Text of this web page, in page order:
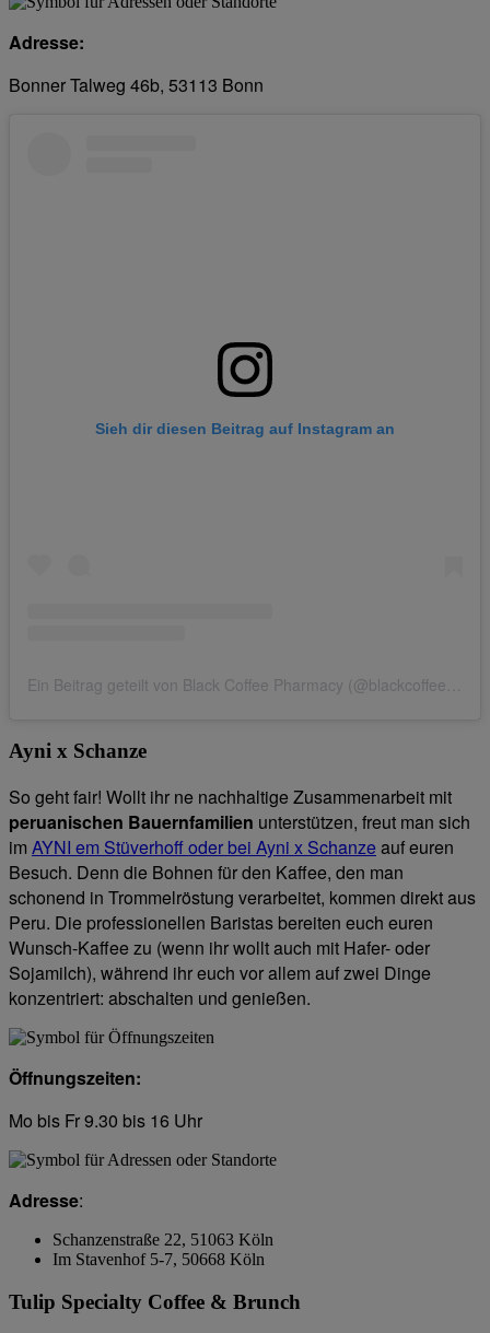
Adresse:
Bonner Talweg 46b, 53113 Bonn
Sieh dir diesen Beitrag auf Instagram an
Ayni x Schanze
So geht fair! Wollt ihr ne nachhaltige Zusammenarbeit mit
peruanischen Bauernfamilien unterstützen, freut man sich
im AYNI em Stüverhoff oder bei Ayni x Schanze auf euren
Besuch. Denn die Bohnen für den Kaffee, den man
schonend in Trommelröstung verarbeitet, kommen direkt aus
Peru. Die professionellen Baristas bereiten euch euren
Wunsch-Kaffee zu (wenn ihr wollt auch mit Hafer- oder
Sojamilch), während ihr euch vor allem auf zwei Dinge
konzentriert: abschalten und genießen.
Öffnungszeiten:
Mo bis Fr 9.30 bis 16 Uhr
Adresse:
Schanzenstraße 22, 51063 Köln
Im Stavenhof 5-7, 50668 Köln
Tulip Specialty Coffee & Brunch